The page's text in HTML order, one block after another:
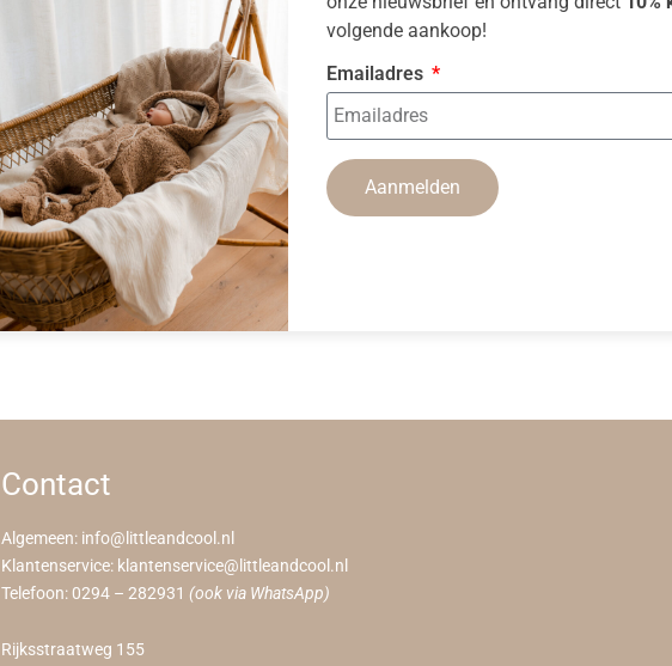
volgende aankoop!
Emailadres
Aanmelden
Contact
Algemeen: info@littleandcool.nl
Klantenservice: klantenservice@littleandcool.nl
Telefoon: 0294 – 282931 (ook via WhatsApp)
Rijksstraatweg 155